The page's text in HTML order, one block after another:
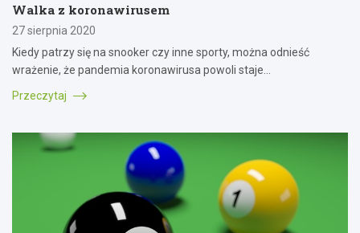
Walka z koronawirusem
27 sierpnia 2020
Kiedy patrzy się na snooker czy inne sporty, można odnieść
wrażenie, że pandemia koronawirusa powoli staje…
Przeczytaj